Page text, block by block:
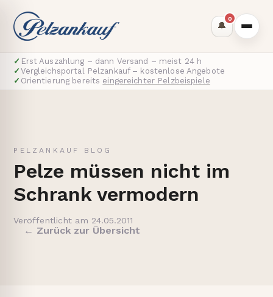
🔔
0
✓ Erst Auszahlung – dann Versand – meist 24 h
✓ Vergleichsportal Pelzankauf – kostenlose Angebote
✓ Orientierung bereits eingereichter Pelzbeispiele
PELZANKAUF BLOG
Pelze müssen nicht im
Schrank vermodern
Veröffentlicht am 24.05.2011
← Zurück zur Übersicht